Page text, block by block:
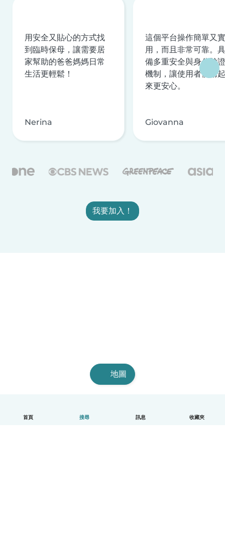
首頁 搜尋 訊息 收藏夾
用安全又貼心的方式找
到臨時保母，讓需要居
家幫助的爸爸媽媽日常
生活更輕鬆！
Nerina
這個平台操作簡單又實
用，而且非常可靠。具
備多重安全與身分驗證
機制，讓使用者使用起
來更安心。
Giovanna
我要加入！
地圖